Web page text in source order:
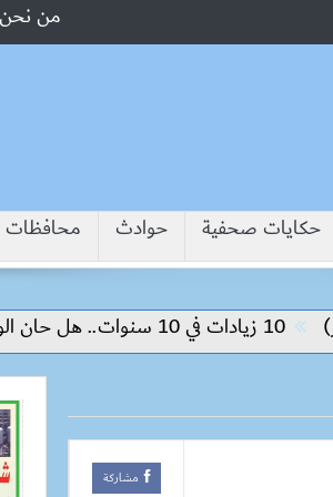
من نحن
حكايات صحفية حوادث محافظات
مشاركة